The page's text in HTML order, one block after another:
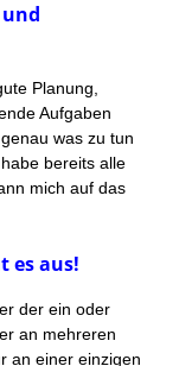
Planung,
Aufgaben
was zu tun
bereits alle
mich auf das
es aus!
der ein oder
an mehreren
an einer einzigen